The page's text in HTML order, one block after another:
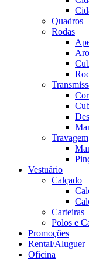
Quadros
Rodas
Travagem
Vestuário
Calçado
Carteiras
Polos e
Promoções
Rental/Aluguer
Oficina